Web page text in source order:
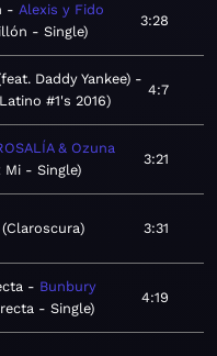
Alexis y Fido
- Single
3:28
Daddy Yankee)
Latino #1's 2016
4:7
& Ozuna
Mi - Single
3:21
Claroscura 3:31
Bunbury
- Single
4:19